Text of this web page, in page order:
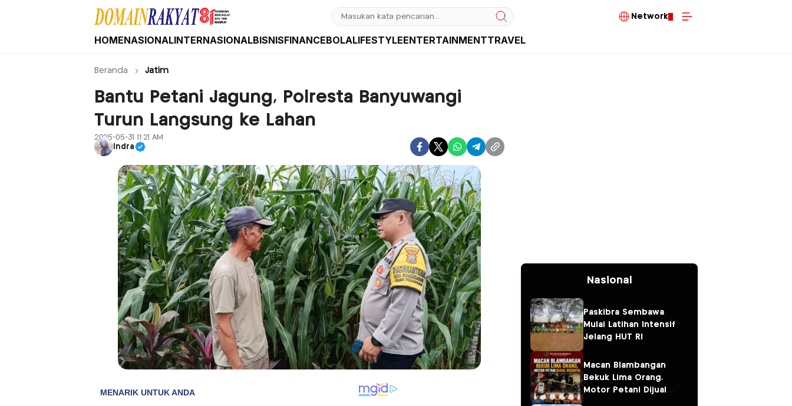
Domain Rakyat
Berita Hari Ini Terkini dan Terbaru Indonesia dan Internasional
Network
HOMENASIONALINTERNASIONALBISNISFINANCEBOLALIFESTYLEENTERTAINMENTTRAVEL
Beranda Jatim
Bantu Petani Jagung, Polresta Banyuwangi
Turun Langsung ke Lahan
2025-05-31 11:21 AM
Indra
Nasional
Paskibra Sembawa
Mulai Latihan Intensif
Jelang HUT RI
Macan Blambangan
Bekuk Lima Orang,
Motor Petani Dijual